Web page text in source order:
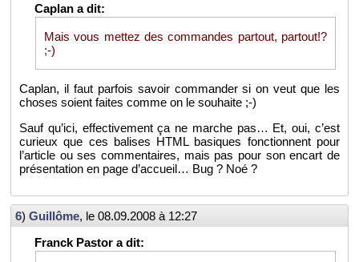
Mais vous met­tez des com­mandes par­tout, par­tout!?
;-)
Ca­plan, il faut par­fois sa­voir com­man­der si on veut que les
choses soient faites comme on le sou­haite ;-)
Sauf qu’ici, ef­fec­ti­ve­ment ça ne marche pas… Et, oui, c’est
cu­rieux que ces ba­lises HTML ba­siques fonc­tionnent pour
l’ar­ticle ou ses com­men­taires, mais pas pour son en­cart de
pré­sen­ta­tion en page d’ac­cueil… Bug ? Noé ?
6) Guillôme, le 08.09.2008 à 12:27